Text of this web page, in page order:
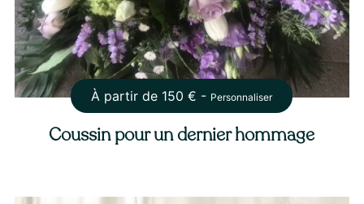
À partir de 150 € - Personnaliser
Coussin pour un dernier hommage